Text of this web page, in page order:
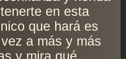
en esta
que hará es
a más y más